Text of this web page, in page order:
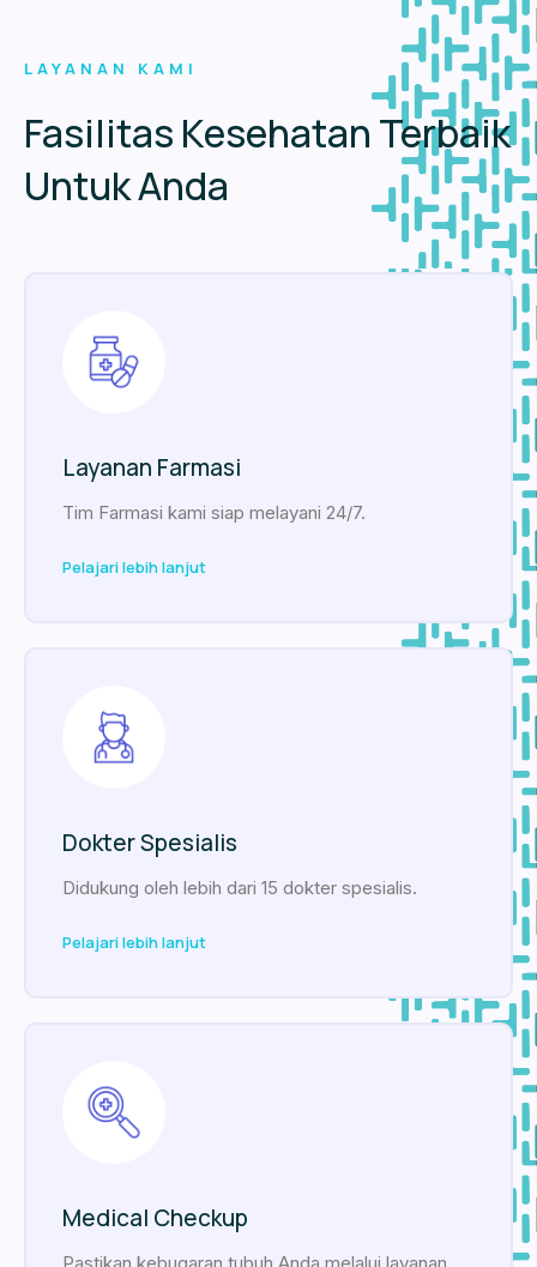
LAYANAN KAMI
Fasilitas Kesehatan Terbaik
Untuk Anda
Layanan Farmasi
Tim Farmasi kami siap melayani 24/7.
Pelajari lebih lanjut
Dokter Spesialis
Didukung oleh lebih dari 15 dokter spesialis.
Pelajari lebih lanjut
Medical Checkup